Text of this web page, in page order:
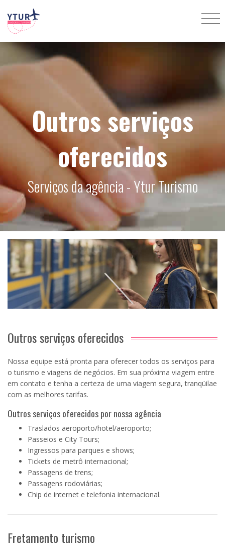
Outros serviços
oferecidos
Serviços da agência - Ytur Turismo
Outros serviços oferecidos
Nossa equipe está pronta para oferecer todos os serviços para
o turismo e viagens de negócios. Em sua próxima viagem entre
em contato e tenha a certeza de uma viagem segura, tranqüilae
com as melhores tarifas.
Outros serviços oferecidos por nossa agência
Traslados aeroporto/hotel/aeroporto;
Passeios e City Tours;
Ingressos para parques e shows;
Tickets de metrô internacional;
Passagens de trens;
Passagens rodoviárias;
Chip de internet e telefonia internacional.
Fretamento turismo